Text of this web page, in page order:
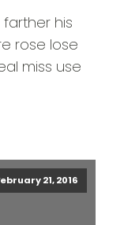
his
rose lose
miss use
21, 2016